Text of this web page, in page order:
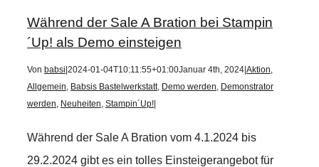
Während der Sale A Bration bei Stampin
´Up! als Demo einsteigen
Von babsi 2024-01-04T10:11:55+01:00Januar 4th, 2024 Aktion,
Allgemein, Babsis Bastelwerkstatt, Demo werden, Demonstrator
werden, Neuheiten, Stampin´Up!
Während der Sale A Bration vom 4.1.2024 bis
29.2.2024 gibt es ein tolles Einsteigerangebot für